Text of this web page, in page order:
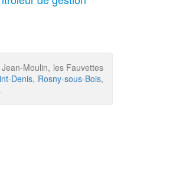
Moulin, les Fauvettes
Denis, Rosny-sous-Bois,